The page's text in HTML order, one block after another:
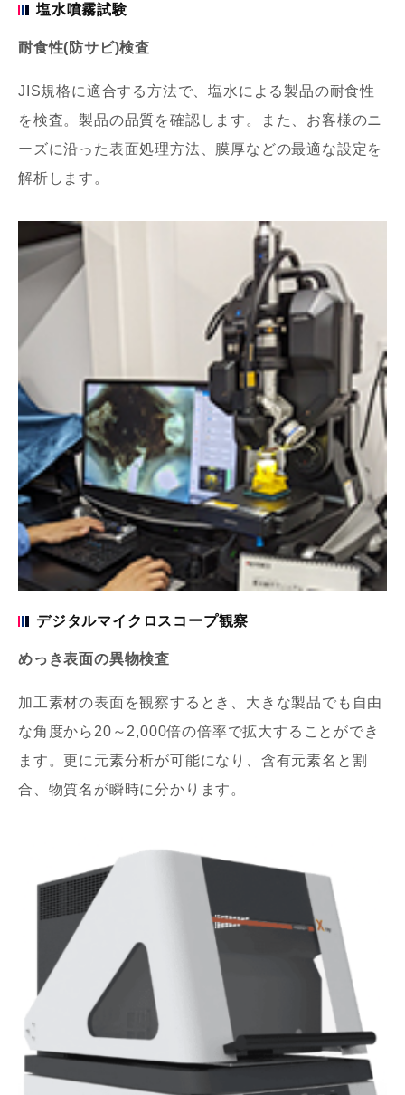
塩水噴霧試験
耐食性(防サビ)検査
JIS規格に適合する方法で、塩水による製品の耐食性
を検査。製品の品質を確認します。また、お客様のニ
ーズに沿った表面処理方法、膜厚などの最適な設定を
解析します。
デジタルマイクロスコープ観察
めっき表面の異物検査
加工素材の表面を観察するとき、大きな製品でも自由
な角度から20～2,000倍の倍率で拡大することができ
ます。更に元素分析が可能になり、含有元素名と割
合、物質名が瞬時に分かります。